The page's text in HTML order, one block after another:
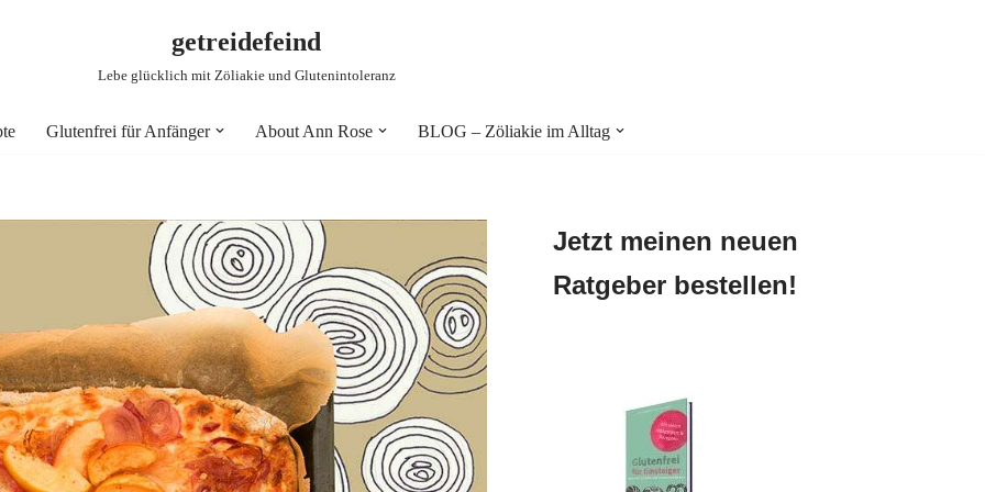
getreidefeind
Lebe glücklich mit Zöliakie und Glutenintoleranz
Glutenfrei für Anfänger About Ann Rose BLOG – Zöliakie im Alltag
Jetzt meinen neuen
Ratgeber bestellen!